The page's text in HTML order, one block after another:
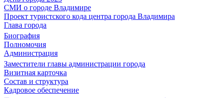
СМИ о городе Владимире
Проект туристского кода центра города Владимира
Глава города
Биография
Полномочия
Администрация
Заместители главы администрации города
Визитная карточка
Состав и структура
Кадровое обеспечение